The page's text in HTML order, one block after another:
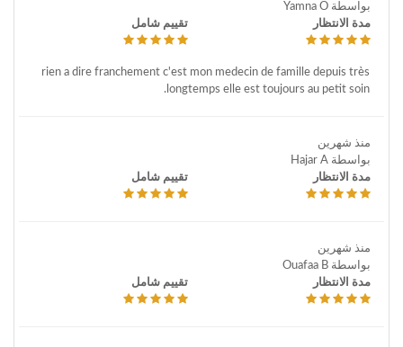
بواسطة Yamna O
مدة الانتظار
تقييم شامل
rien a dire franchement c'est mon medecin de famille depuis très
longtemps elle est toujours au petit soin.
منذ شهرين
بواسطة Hajar A
مدة الانتظار
تقييم شامل
منذ شهرين
بواسطة Ouafaa B
مدة الانتظار
تقييم شامل